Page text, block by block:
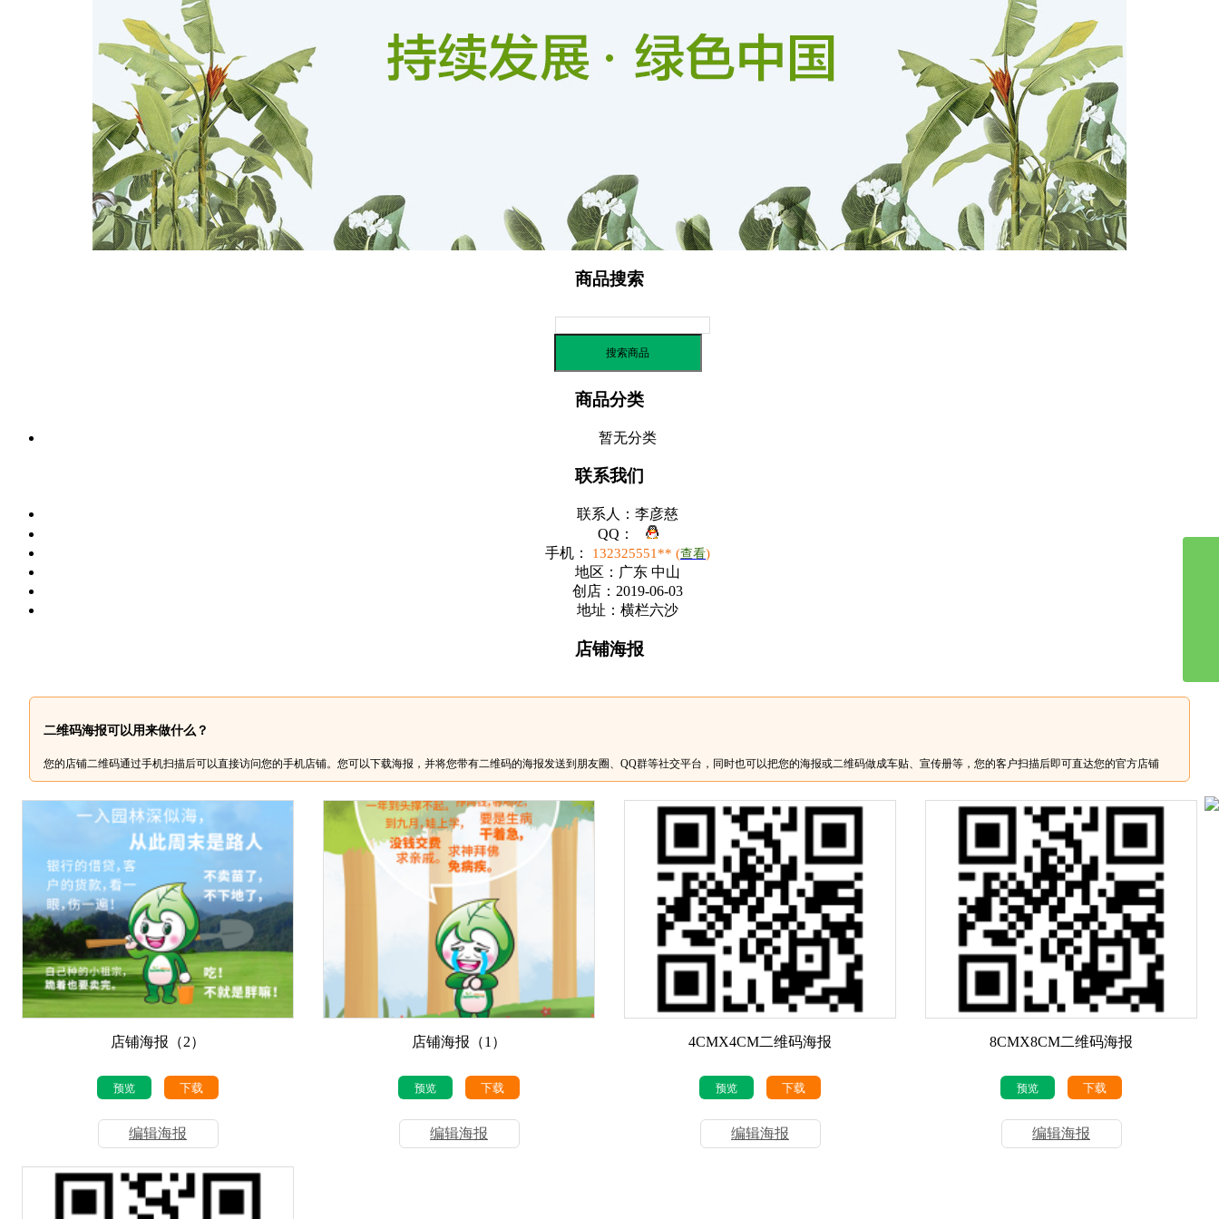
信用评价
商品搜索
商品分类
暂无分类
联系我们
联系人： 李彦慈
QQ：
手机：
132325551** (查看)
地区： 广东 中山
创店： 2019-06-03
地址： 横栏六沙
店铺海报
二维码海报可以用来做什么？
您的店铺二维码通过手机扫描后可以直接访问您的手机店铺。您可以下载海报，并将您带有二维码的海报发送到朋友圈、QQ群等社交平台，同时也可以把您的海报或二维码做成车贴、宣传册等，您的客户扫描后即可直达您的官方店铺
店铺海报（2）
预览 下载
编辑海报
店铺海报（1）
预览 下载
编辑海报
4CMX4CM二维码海报
预览 下载
编辑海报
8CMX8CM二维码海报
预览 下载
编辑海报